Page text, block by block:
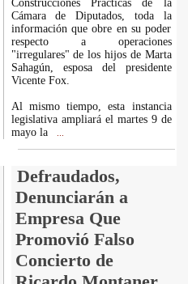
Construcciones Prácticas de la
Cámara de Diputados, toda la
información que obre en su poder
respecto a operaciones
"irregulares" de los hijos de Marta
Sahagún, esposa del presidente
Vicente Fox.
Al mismo tiempo, esta instancia
legislativa ampliará el martes 9 de
mayo la
Defraudados,
Denunciarán a
Empresa Que
Promovió Falso
Concierto de